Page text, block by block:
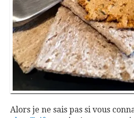
Alors je ne sais pas si vous